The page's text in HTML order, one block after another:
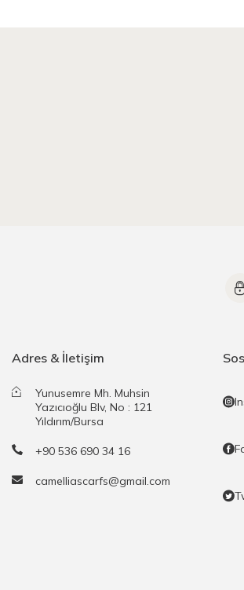
Adres & İletişim
Yunusemre Mh. Muhsin
Yazıcıoğlu Blv, No : 121
Yıldırım/Bursa
+90 536 690 34 16
camelliascarfs@gmail.com